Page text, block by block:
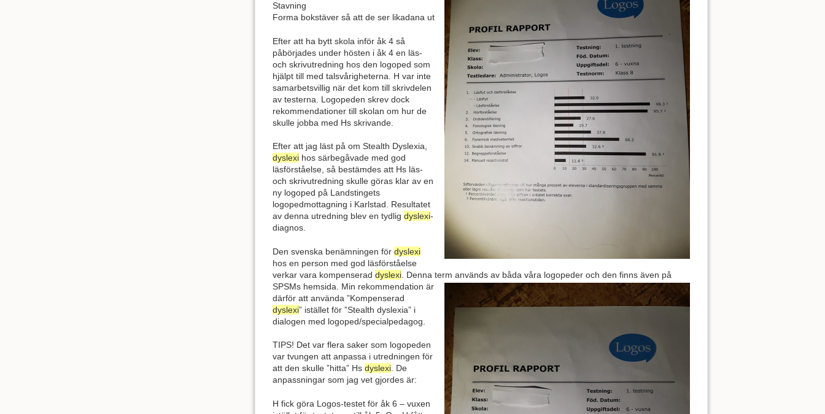
Stavning
Forma bokstäver så att de ser likadana ut
Efter att ha bytt skola inför åk 4 så
påbörjades under hösten i åk 4 en läs-
och skrivutredning hos den logoped som
hjälpt till med talsvårigheterna. H var inte
samarbetsvillig när det kom till skrivdelen
av testerna. Logopeden skrev dock
rekommendationer till skolan om hur de
skulle jobba med Hs skrivande.
Efter att jag läst på om Stealth Dyslexia,
dyslexi hos särbegåvade med god
läsförståelse, så bestämdes att Hs läs-
och skrivutredning skulle göras klar av en
ny logoped på Landstingets
logopedmottagning i Karlstad. Resultatet
av denna utredning blev en tydlig dyslexi-
diagnos.
Den svenska benämningen för dyslexi
hos en person med god läsförståelse
verkar vara kompenserad dyslexi . Denna term används av båda våra logopeder och den finns även på
SPSMs hemsida. Min rekommendation är
därför att använda ”Kompenserad
dyslexi” istället för ”Stealth dyslexia” i
dialogen med logoped/specialpedagog.
TIPS! Det var flera saker som logopeden
var tvungen att anpassa i utredningen för
att den skulle ”hitta” Hs dyslexi. De
anpassningar som jag vet gjordes är:
H fick göra Logos-testet för åk 6 – vuxen